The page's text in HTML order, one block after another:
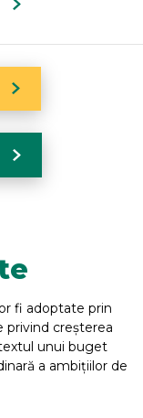
fi adoptate prin
privind creșterea
unui buget
a ambițiilor de